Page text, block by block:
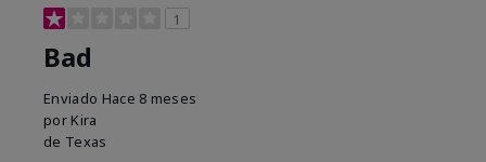
1
Bad
Enviado Hace 8 meses
por Kira
de Texas